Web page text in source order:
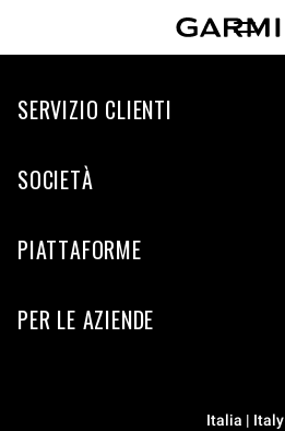
SERVIZIO CLIENTI
SOCIETÀ
PIATTAFORME
PER LE AZIENDE
Italia | Italy